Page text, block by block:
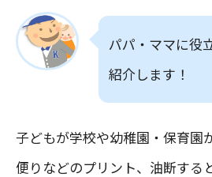
パパ・ママに役
紹介します！
子どもが学校や幼稚園・保育園
便りなどのプリント、油断する